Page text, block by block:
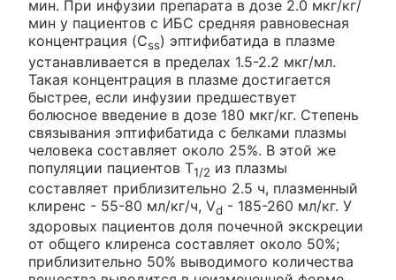
мин. При инфузии препарата в дозе 2.0 мкг/кг/
мин у пациентов с ИБС средняя равновесная
концентрация (Css) эптифибатида в плазме
устанавливается в пределах 1.5-2.2 мкг/мл.
Такая концентрация в плазме достигается
быстрее, если инфузии предшествует
болюсное введение в дозе 180 мкг/кг. Степень
связывания эптифибатида с белками плазмы
человека составляет около 25%. В этой же
популяции пациентов T1/2 из плазмы
составляет приблизительно 2.5 ч, плазменный
клиренс - 55-80 мл/кг/ч, Vd - 185-260 мл/кг. У
здоровых пациентов доля почечной экскреции
от общего клиренса составляет около 50%;
приблизительно 50% выводимого количества